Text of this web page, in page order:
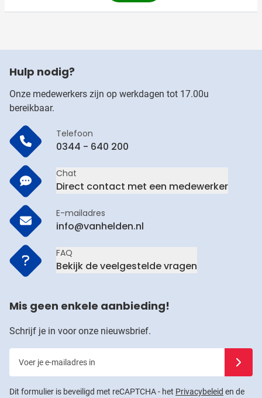
Hulp nodig?
Onze medewerkers zijn op werkdagen tot 17.00u
bereikbaar.
Telefoon
0344 - 640 200
Chat
Direct contact met een medewerker
E-mailadres
info@vanhelden.nl
FAQ
Bekijk de veelgestelde vragen
Mis geen enkele aanbieding!
Schrijf je in voor onze nieuwsbrief.
Dit formulier is beveiligd met reCAPTCHA - het Privacybeleid en de